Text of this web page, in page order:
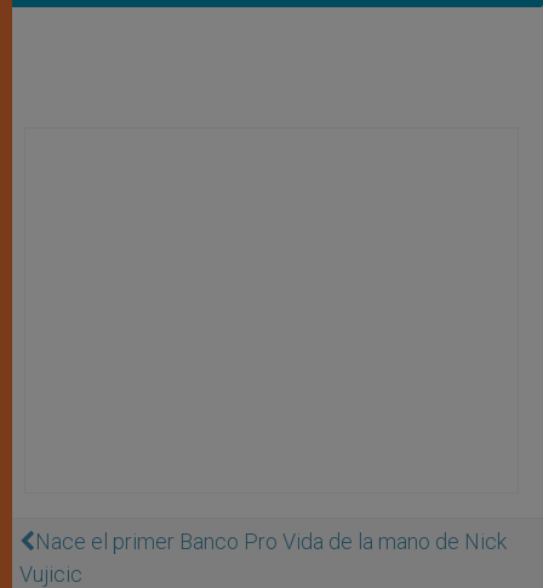
Nace el primer Banco Pro Vida de la mano de Nick
Vujicic